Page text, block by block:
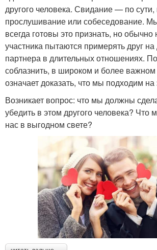
другого человека. Свидание — по
прослушивание или собеседование.
всегда готовы это признать, но
участника пытаются примерять друг на
партнера в длительных отношениях.
соблазнить, в широком и более
означает доказать, что мы подходим на
Возникает вопрос: что мы должны
убедить в этом другого человека? Что
нас в выгодном свете?